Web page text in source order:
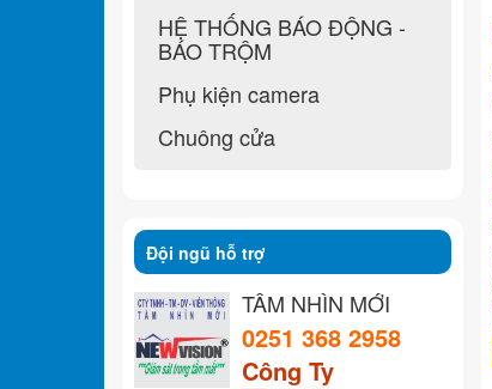
HỆ THỐNG BÁO ĐỘNG -
BÁO TRỘM
Phụ kiện camera
Chuông cửa
Đội ngũ hỗ trợ
TẦM NHÌN MỚI
0251 368 2958
Công Ty